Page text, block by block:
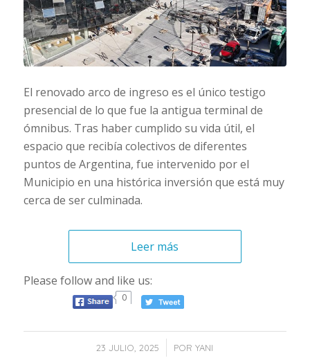
El renovado arco de ingreso es el único testigo
presencial de lo que fue la antigua terminal de
ómnibus. Tras haber cumplido su vida útil, el
espacio que recibía colectivos de diferentes
puntos de Argentina, fue intervenido por el
Municipio en una histórica inversión que está muy
cerca de ser culminada.
Leer más
Please follow and like us:
0
23 JULIO, 2025 PORYANI